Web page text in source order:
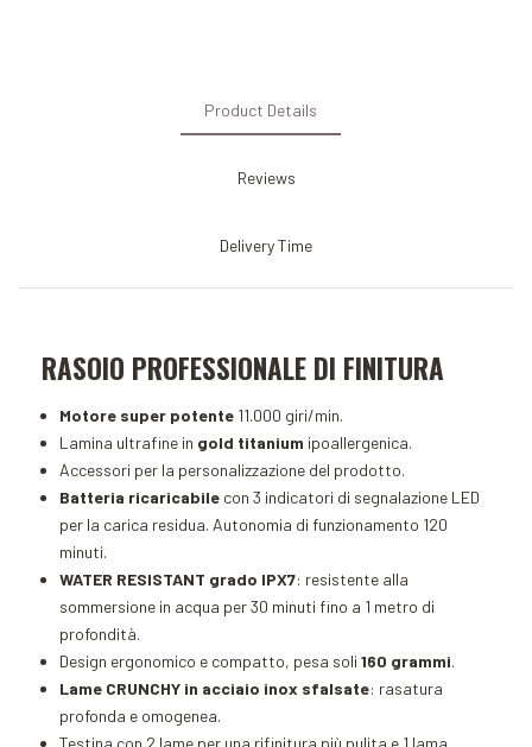
Product Details
Reviews
Delivery Time
RASOIO PROFESSIONALE DI FINITURA
Motore super potente 11.000 giri/min.
Lamina ultrafine in gold titanium ipoallergenica.
Accessori per la personalizzazione del prodotto.
Batteria ricaricabile con 3 indicatori di segnalazione LED
per la carica residua. Autonomia di funzionamento 120
minuti.
WATER RESISTANT grado IPX7: resistente alla
sommersione in acqua per 30 minuti fino a 1 metro di
profondità.
Design ergonomico e compatto, pesa soli 160 grammi.
Lame CRUNCHY in acciaio inox sfalsate: rasatura
profonda e omogenea.
Testina con 2 lame per una rifinitura più pulita e 1 lama